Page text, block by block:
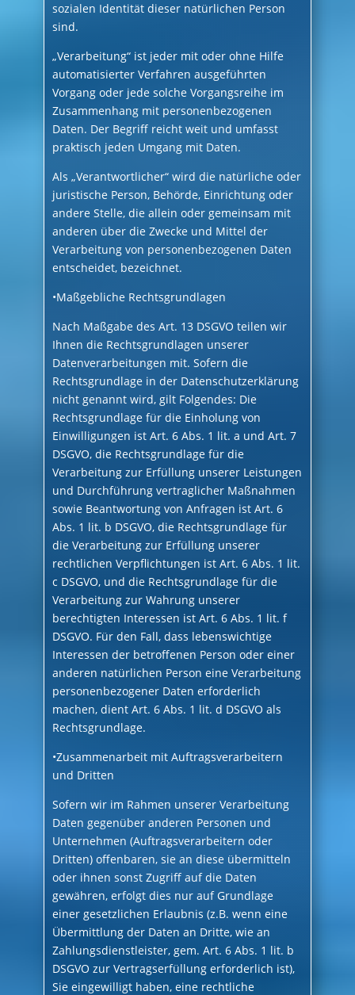
sozialen Identität dieser natürlichen Person
sind.
„Verarbeitung“ ist jeder mit oder ohne Hilfe
automatisierter Verfahren ausgeführten
Vorgang oder jede solche Vorgangsreihe im
Zusammenhang mit personenbezogenen
Daten. Der Begriff reicht weit und umfasst
praktisch jeden Umgang mit Daten.
Als „Verantwortlicher“ wird die natürliche oder
juristische Person, Behörde, Einrichtung oder
andere Stelle, die allein oder gemeinsam mit
anderen über die Zwecke und Mittel der
Verarbeitung von personenbezogenen Daten
entscheidet, bezeichnet.
•Maßgebliche Rechtsgrundlagen
Nach Maßgabe des Art. 13 DSGVO teilen wir
Ihnen die Rechtsgrundlagen unserer
Datenverarbeitungen mit. Sofern die
Rechtsgrundlage in der Datenschutzerklärung
nicht genannt wird, gilt Folgendes: Die
Rechtsgrundlage für die Einholung von
Einwilligungen ist Art. 6 Abs. 1 lit. a und Art. 7
DSGVO, die Rechtsgrundlage für die
Verarbeitung zur Erfüllung unserer Leistungen
und Durchführung vertraglicher Maßnahmen
sowie Beantwortung von Anfragen ist Art. 6
Abs. 1 lit. b DSGVO, die Rechtsgrundlage für
die Verarbeitung zur Erfüllung unserer
rechtlichen Verpflichtungen ist Art. 6 Abs. 1 lit.
c DSGVO, und die Rechtsgrundlage für die
Verarbeitung zur Wahrung unserer
berechtigten Interessen ist Art. 6 Abs. 1 lit. f
DSGVO. Für den Fall, dass lebenswichtige
Interessen der betroffenen Person oder einer
anderen natürlichen Person eine Verarbeitung
personenbezogener Daten erforderlich
machen, dient Art. 6 Abs. 1 lit. d DSGVO als
Rechtsgrundlage.
•Zusammenarbeit mit Auftragsverarbeitern
und Dritten
Sofern wir im Rahmen unserer Verarbeitung
Daten gegenüber anderen Personen und
Unternehmen (Auftragsverarbeitern oder
Dritten) offenbaren, sie an diese übermitteln
oder ihnen sonst Zugriff auf die Daten
gewähren, erfolgt dies nur auf Grundlage
einer gesetzlichen Erlaubnis (z.B. wenn eine
Übermittlung der Daten an Dritte, wie an
Zahlungsdienstleister, gem. Art. 6 Abs. 1 lit. b
DSGVO zur Vertragserfüllung erforderlich ist),
Sie eingewilligt haben, eine rechtliche